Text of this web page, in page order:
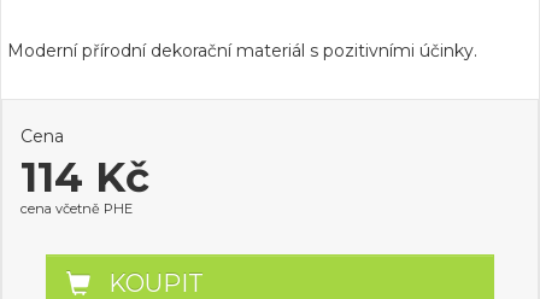
Moderní přírodní dekorační materiál s pozitivními účinky.
Cena
114 Kč
cena včetně PHE
KOUPIT